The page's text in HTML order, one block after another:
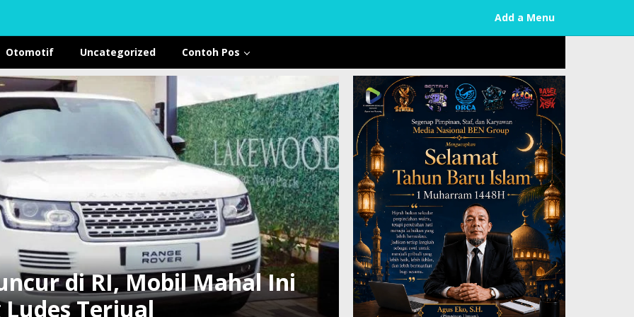
Add a Menu
Otomotif Uncategorized Contoh Pos
di RI, Mobil Mahal Ini
Ludes Terjual